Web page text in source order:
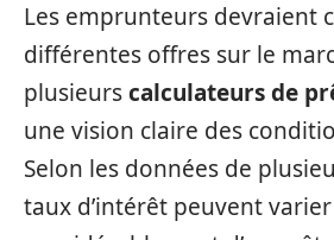
Les emprunteurs devraient
différentes offres sur le
plusieurscalculateurs de
une vision claire des
Selon les données de
taux d’intérêt peuvent varier